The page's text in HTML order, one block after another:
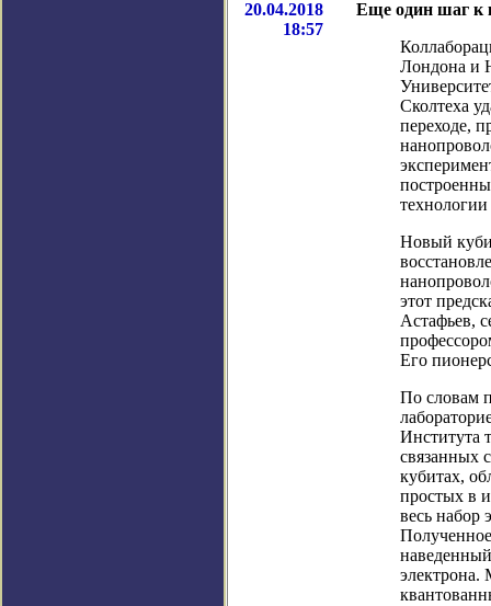
20.04.2018
18:57
Еще один шаг к
Лондона и
Сколтеха
переходе,
Новый
этот
Астафьев,
Его
По словам
Института
связанных
кубитах,
простых в
весь набор
электрона.